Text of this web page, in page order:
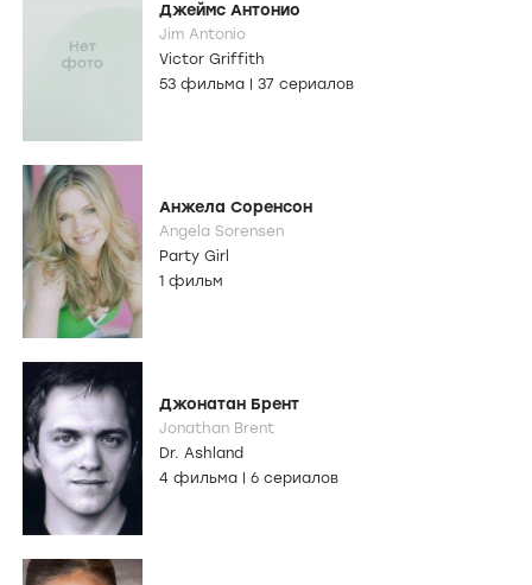
Джеймс Антонио
Jim Antonio
Victor Griffith
53 фильма
37 сериалов
Анжела Соренсон
Angela Sorensen
Party Girl
1 фильм
Джонатан Брент
Jonathan Brent
Dr. Ashland
4 фильма
6 сериалов